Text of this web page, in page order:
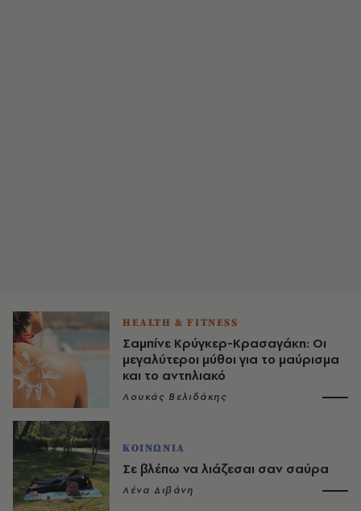
HEALTH & FITNESS
Σαμπίνε Κρύγκερ-Κρασαγάκη: Οι
μεγαλύτεροι μύθοι για το μαύρισμα
και το αντηλιακό
Λουκάς Βελιδάκης
ΚΟΙΝΩΝΙΑ
Σε βλέπω να λιάζεσαι σαν σαύρα
Λένα Διβάνη